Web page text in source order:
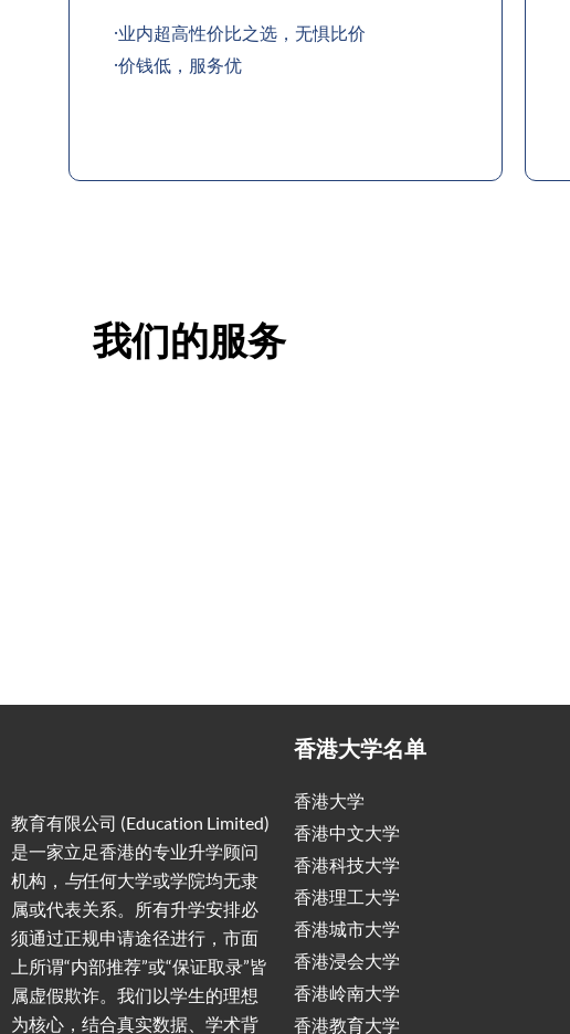
·业内超高性价比之选，无惧比价
·价钱低，服务优
我们的服务
教育有限公司 (Education Limited)
是一家立足香港的专业升学顾问
机构， 与任何大学或学院均无隶
属或代表关系。所有升学安排必
须通过正规申请途径进行，市面
上所谓“内部推荐”或“保证取录”皆
属虚假欺诈。我们以学生的理想
为核心，结合真实数据、学术背
香港大学名单
香港大学
香港中文大学
香港科技大学
香港理工大学
香港城市大学
香港浸会大学
香港岭南大学
香港教育大学